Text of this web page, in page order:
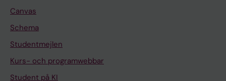
Canvas
Schema
Studentmejlen
Kurs- och programwebbar
Student på KI